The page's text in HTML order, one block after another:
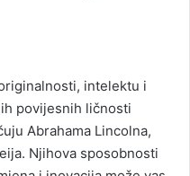
intelektu i
povijesnih ličnosti
Abrahama Lincolna,
Njihova sposobnosti